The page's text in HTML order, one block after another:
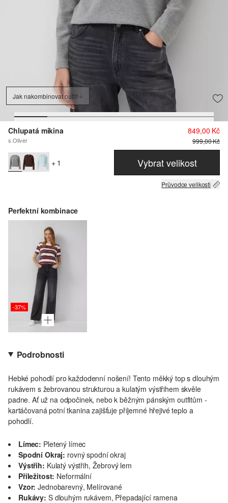
Jak nakombinovat outfit
Chlupatá mikina
s.Oliver
849,00 Kč
999,00 Kč
+ 1 Vybrat velikost
Průvodce velikosti
Perfektní kombinace
-37%
Podrobnosti
Hebké pohodlí pro každodenní nošení! Tento měkký top s dlouhým
rukávem s žebrovanou strukturou a kulatým výstřihem skvěle
padne. Ať už na odpočinek, nebo k běžným pánským outfitům -
kartáčovaná potní tkanina zajišťuje příjemné hřejivé teplo a
pohodlí.
Límec: Pletený límec
Spodní Okraj: rovný spodní okraj
Výstřih: Kulatý výstřih, Žebrový lem
Příležitost: Neformální
Vzor: Jednobarevný, Melírované
Rukávy: S dlouhým rukávem, Přepadající ramena